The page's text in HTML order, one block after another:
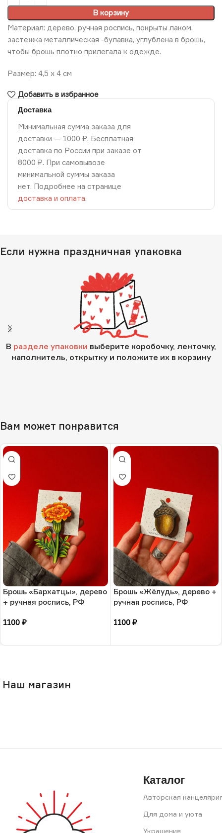
В корзину
Материал: дерево, ручная роспись, покрыты лаком,
застежка металлическая -булавка, углублена в брошь,
чтобы брошь плотно прилегала к одежде.
Размер: 4,5 х 4 см
Добавить в избранное
Доставка
Минимальная сумма заказа для
доставки — 1000 ₽. Бесплатная
доставка по России при заказе от
8000 ₽. При самовывозе
минимальной суммы заказа
нет. Подробнее на странице
доставка и оплата.
Если нужна праздничная упаковка
В разделе упаковки выберите коробочку, ленточку,
наполнитель, открытку и положите их в корзину
Вам может понравится
Брошь «Бархатцы», дерево
+ ручная роспись, РФ
1100 ₽
Брошь «Жёлудь», дерево +
ручная роспись, РФ
1100 ₽
Наш магазин
Каталог
Авторская
Для дома и уюта
Украшения